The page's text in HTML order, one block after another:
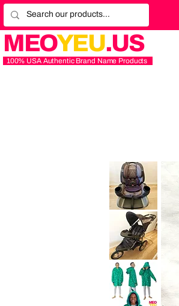
MEOYEU.US
100% USA Authentic Brand Name Products
Extend2Fit
Platinum
in-
1
10
Years
Convertible
Car
Seat
Child
Purpl
Baby
Trend
Expedition
Jogger
Travel
System
Stroller